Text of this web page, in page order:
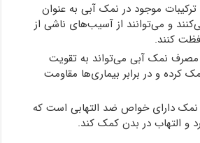
ترکیبات موجود در نمک آبی به عنوان
و می‌توانند از آسیب‌های ناشی از
کنند.
مصرف نمک آبی می‌تواند به تقویت
کرده و در برابر بیماری‌ها مقاومت
نمک دارای خواص ضد التهابی است که
و التهاب در بدن کمک کند.